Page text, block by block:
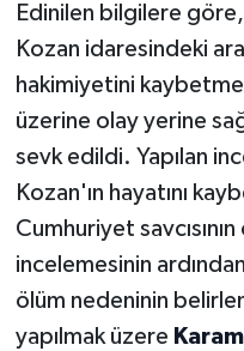
Edinilen bilgilere
Kozan idaresindeki
hakimiyetini
üzerine olay yerine
sevk edildi. Yapılan
Kozan'ın hayatını
Cumhuriyet
incelemesinin
ölüm nedeninin
yapılmak üzere